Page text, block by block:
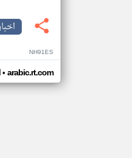
NH91ES
• arabic.rt.com